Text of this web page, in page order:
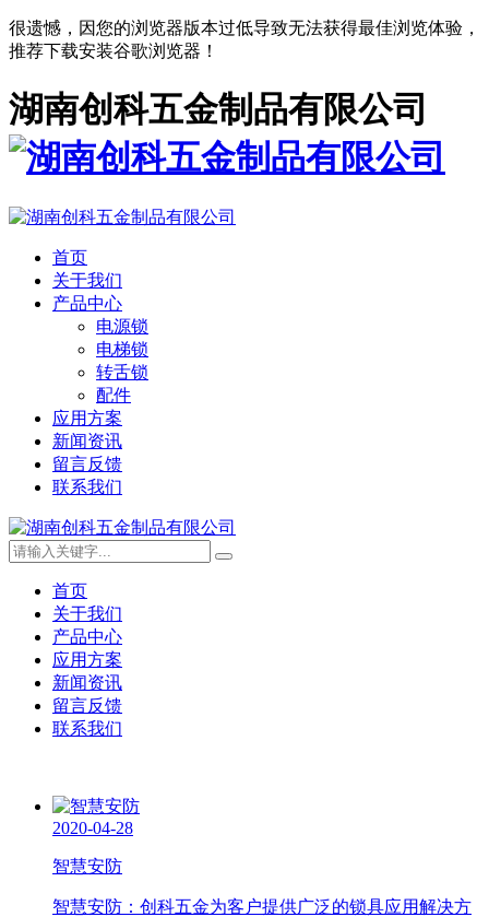
很遗憾，因您的浏览器版本过低导致无法获得最佳浏览体验，
推荐下载安装谷歌浏览器！
湖南创科五金制品有限公司
首页
关于我们
产品中心
电源锁
电梯锁
转舌锁
配件
应用方案
新闻资讯
留言反馈
联系我们
首页
关于我们
产品中心
应用方案
新闻资讯
留言反馈
联系我们
2020-04-28
智慧安防
智慧安防：创科五金为客户提供广泛的锁具应用解决方